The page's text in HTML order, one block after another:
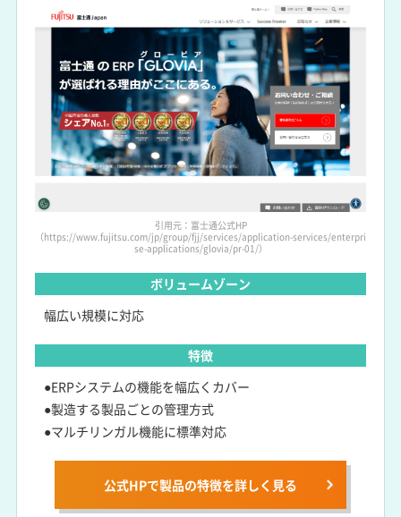
引用元：富士通公式HP
（https://www.fujitsu.com/jp/group/fjj/services/application-services/enterpri
se-applications/glovia/pr-01/）
ボリュームゾーン
幅広い規模に対応
特徴
●ERPシステムの機能を幅広くカバー
●製造する製品ごとの管理方式
●マルチリンガル機能に標準対応
公式HPで製品の特徴を詳しく見る